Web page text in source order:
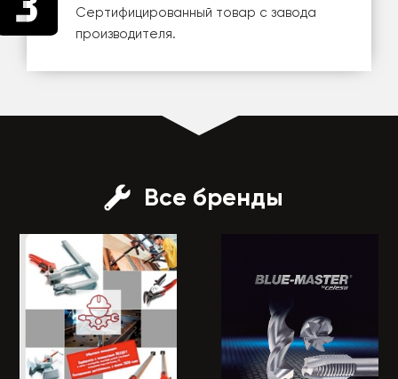
Сертифицированный товар с завода
производителя.
Все бренды